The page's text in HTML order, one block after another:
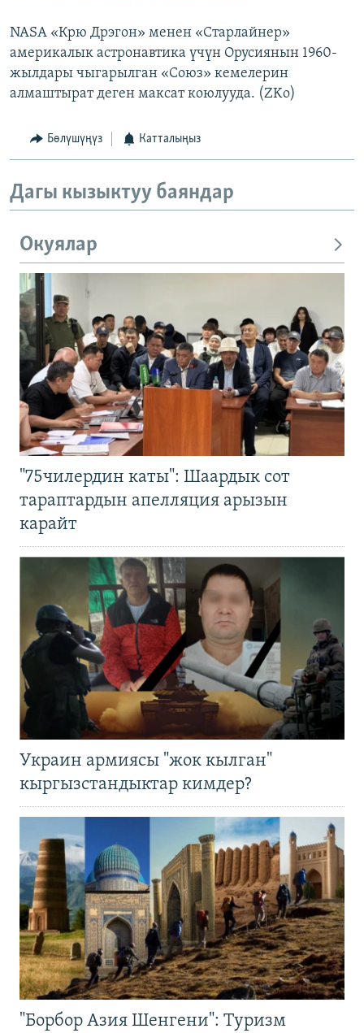
NASA «Крю Дрэгон» менен «Старлайнер»
америкалык астронавтика үчүн Орусиянын 1960-
жылдары чыгарылган «Союз» кемелерин
алмаштырат деген максат коюлууда. (ZKo)
Бөлүшүңүз Катталыңыз
Дагы кызыктуу баяндар
Окуялар
"75чилердин каты": Шаардык сот
тараптардын апелляция арызын
карайт
Украин армиясы "жок кылган"
кыргызстандыктар кимдер?
"Борбор Азия Шенгени": Туризм